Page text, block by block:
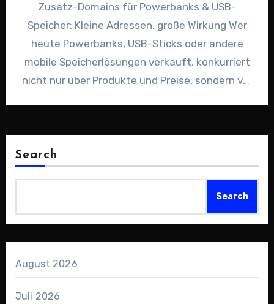
Zusatz-Domains für Powerbanks & USB-
Speicher: Kleine Adressen, große Wirkung Wer
heute Powerbanks, USB-Sticks oder andere
mobile Speicherlösungen verkauft, konkurriert
nicht nur über Produkte und Preise, sondern vor
Search
Search
August 2026
Juli 2026